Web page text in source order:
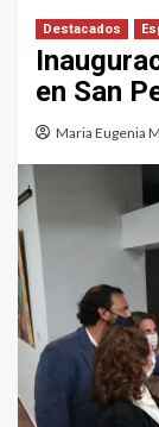
Destacados
en San
Maria Eugenia